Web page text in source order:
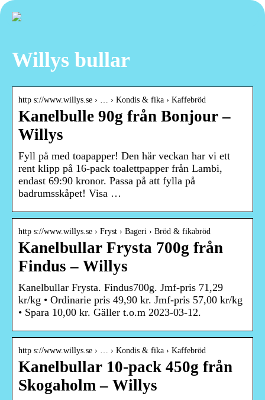
Willys bullar
http s://www.willys.se › … › Kondis & fika › Kaffebröd
Kanelbulle 90g från Bonjour –
Willys
Fyll på med toapapper! Den här veckan har vi ett
rent klipp på 16-pack toalettpapper från Lambi,
endast 69:90 kronor. Passa på att fylla på
badrumsskåpet! Visa …
http s://www.willys.se › Fryst › Bageri › Bröd & fikabröd
Kanelbullar Frysta 700g från
Findus – Willys
Kanelbullar Frysta. Findus700g. Jmf-pris 71,29
kr/kg • Ordinarie pris 49,90 kr. Jmf-pris 57,00 kr/kg
• Spara 10,00 kr. Gäller t.o.m 2023-03-12.
http s://www.willys.se › … › Kondis & fika › Kaffebröd
Kanelbullar 10-pack 450g från
Skogaholm – Willys